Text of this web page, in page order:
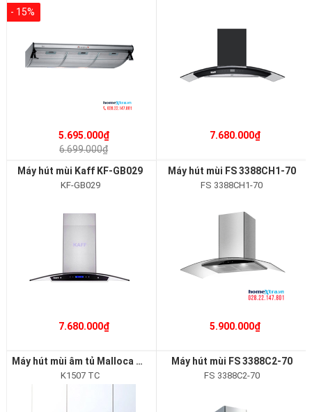
- 15%
5.695.000₫
6.699.000₫
7.680.000₫
Máy hút mùi Kaff KF-GB029
KF-GB029
7.680.000₫
Máy hút mùi FS 3388CH1-70
FS 3388CH1-70
5.900.000₫
Máy hút mùi âm tủ Malloca K1507 TC
K1507 TC
Máy hút mùi FS 3388C2-70
FS 3388C2-70